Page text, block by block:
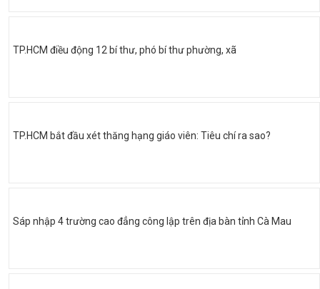
TP.HCM điều động 12 bí thư, phó bí thư phường, xã
TP.HCM bắt đầu xét thăng hạng giáo viên: Tiêu chí ra sao?
Sáp nhập 4 trường cao đẳng công lập trên địa bàn tỉnh Cà Mau